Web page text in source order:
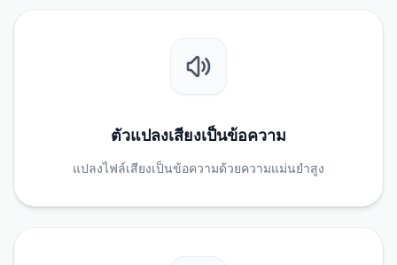
ตัวแปลงเสียงเป็นข้อความ
แปลงไฟล์เสียงเป็นข้อความด้วยความแม่นยำสูง